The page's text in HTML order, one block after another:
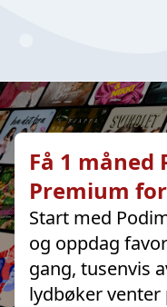
Få 1 måned
Premium
Start med
og oppdag
gang, tusenvis
lydbøker venter